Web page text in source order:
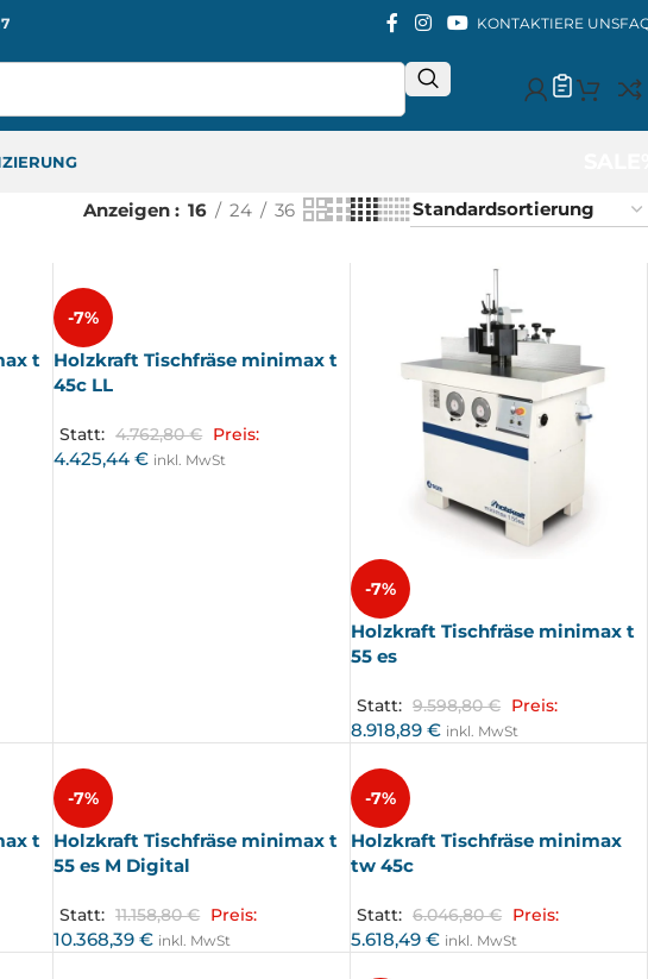
KONTAKTIERE UNS
Anzeigen 16 24 36
t
-7%
Holzkraft Tischfräse minimax t
45c LL
Statt: 4.762,80€ Preis:
4.425,44€ inkl. MwSt
-7%
Holzkraft Tischfräse minimax t
55 es
Statt: 9.598,80€ Preis:
8.918,89€ inkl. MwSt
t
-7%
Holzkraft Tischfräse minimax t
55 es M Digital
Statt: 11.158,80€ Preis:
10.368,39€ inkl. MwSt
-7%
Holzkraft Tischfräse minimax
tw 45c
Statt: 6.046,80€ Preis:
5.618,49€ inkl. MwSt